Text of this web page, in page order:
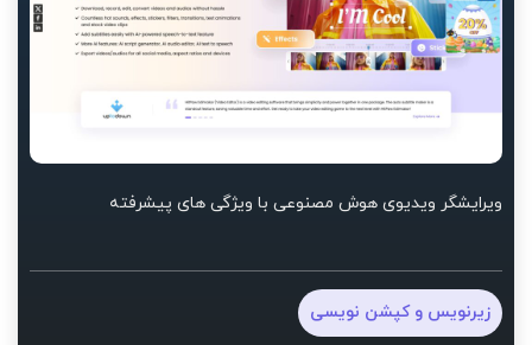
ویرایشگر ویدیوی هوش مصنوعی با ویژگی های پیشرفته
زیرنویس و کپشن نویسی